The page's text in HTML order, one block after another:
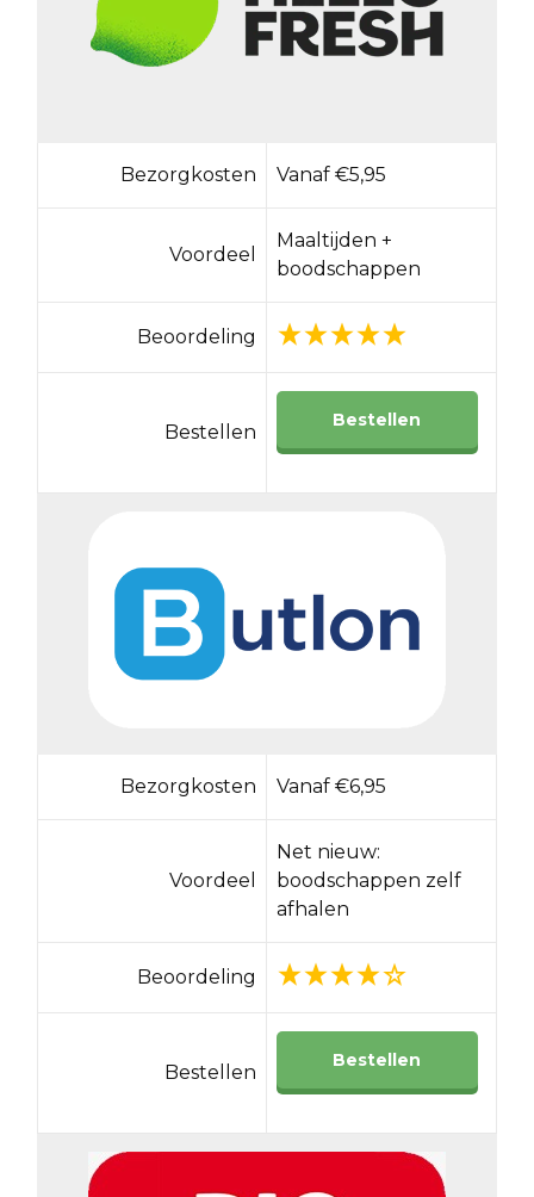
Bezorgkosten Vanaf €5,95
Voordeel
Maaltijden +
boodschappen
Beoordeling
Bestellen
Bestellen
Bezorgkosten Vanaf €6,95
Voordeel
Net nieuw:
boodschappen zelf
afhalen
Beoordeling
Bestellen
Bestellen